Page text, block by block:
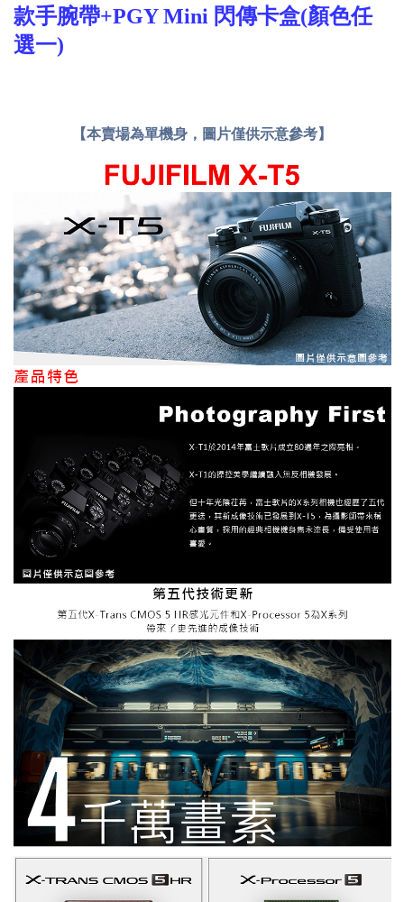
款手腕帶+PGY Mini 閃傳卡盒(顏色任
選一)
【本賣場為單機身，圖片僅供示意參考】